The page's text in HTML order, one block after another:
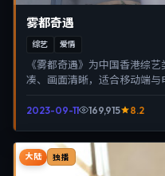
雾都奇遇
综艺 爱情
《雾都奇遇》为中国香港综
凑、画面清晰，适合移动端与
2023-09-11 169,915 8.2
大陆 独播